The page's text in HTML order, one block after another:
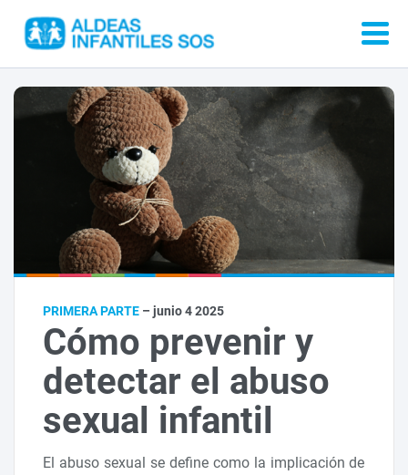
PRIMERA PARTE – junio 4 2025
Cómo prevenir y
detectar el abuso
sexual infantil
El abuso sexual se define como la implicación de